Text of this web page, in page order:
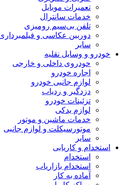
تعمیرات موبایل
خدمات سانترال
تلفن بی‌سیم رومیزی
دوربین عکاسی و فیلمبرداری
سایر
خودرو و وسایل نقلیه
خودروی داخلی و خارجی
اجاره خودرو
لوازم جانبی خودرو
دزدگیر و ردیاب
تزئینات خودرو
لوازم یدکی
خدمات ماشین و موتور
موتورسیکلت و لوازم جانبی
سایر
استخدام و کاریابی
استخدام
استخدام بازاریاب
آماده به کار